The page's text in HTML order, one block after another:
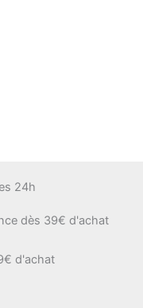
24h
dès 39€ d'achat
d'achat